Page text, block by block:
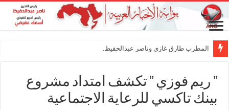
المطرب طارق غازي وناصر عبدالحفيظ.. شراك
” ريم فوزي ” تكشف امتداد مشروع
بينك تاكسي للرعاية الاجتماعية